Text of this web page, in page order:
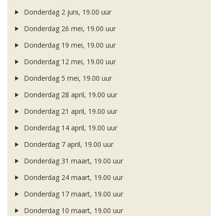
Donderdag 2 juni, 19.00 uur
Donderdag 26 mei, 19.00 uur
Donderdag 19 mei, 19.00 uur
Donderdag 12 mei, 19.00 uur
Donderdag 5 mei, 19.00 uur
Donderdag 28 april, 19.00 uur
Donderdag 21 april, 19.00 uur
Donderdag 14 april, 19.00 uur
Donderdag 7 april, 19.00 uur
Donderdag 31 maart, 19.00 uur
Donderdag 24 maart, 19.00 uur
Donderdag 17 maart, 19.00 uur
Donderdag 10 maart, 19.00 uur